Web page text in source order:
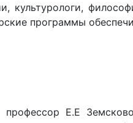
культурологи,
программы
профессор Е.Е